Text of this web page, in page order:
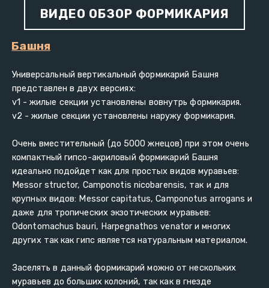
ВИДЕО ОБЗОР ФОРМИКАРИЯ
Башня
Универсальный вертикальный формикарий Башня
представлен в двух версиях:
v1 - жилые секции установлены вовнутрь формикария.
v2 - жилые секции установлены наружу формикария.
Очень вместительный (до 5000 жнецов) при этом очень
компактный гипсо-акриловый формикарий Башня
идеально подойдет как для простых видов муравьев:
Messor structor, Camponotis nicobarensis, так и для
крупных видов: Messor capitatus, Camponotus arrogans и
даже для тропических экзотических муравьев:
Odontomachus bauri, Harpegnathos venator и многих
других так как гипс является натуральным материалом.
Заселять в данный формикарий можно от нескольких
муравьев до больших колоний, так как в гнезде